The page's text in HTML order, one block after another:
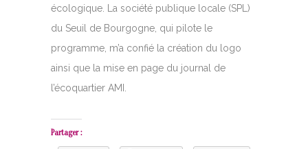
écologique. La société publique locale (SPL)
du Seuil de Bourgogne, qui pilote le
programme, m’a confié la création du logo
ainsi que la mise en page du journal de
l’écoquartier AMI.
Partager :